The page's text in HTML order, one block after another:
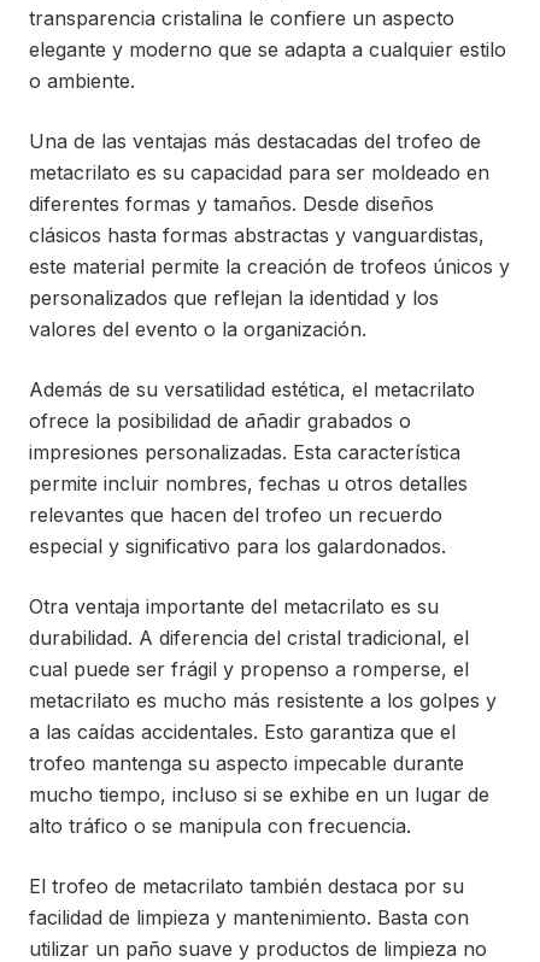
transparencia cristalina le confiere un aspecto
elegante y moderno que se adapta a cualquier estilo
o ambiente.
Una de las ventajas más destacadas del trofeo de
metacrilato es su capacidad para ser moldeado en
diferentes formas y tamaños. Desde diseños
clásicos hasta formas abstractas y vanguardistas,
este material permite la creación de trofeos únicos y
personalizados que reflejan la identidad y los
valores del evento o la organización.
Además de su versatilidad estética, el metacrilato
ofrece la posibilidad de añadir grabados o
impresiones personalizadas. Esta característica
permite incluir nombres, fechas u otros detalles
relevantes que hacen del trofeo un recuerdo
especial y significativo para los galardonados.
Otra ventaja importante del metacrilato es su
durabilidad. A diferencia del cristal tradicional, el
cual puede ser frágil y propenso a romperse, el
metacrilato es mucho más resistente a los golpes y
a las caídas accidentales. Esto garantiza que el
trofeo mantenga su aspecto impecable durante
mucho tiempo, incluso si se exhibe en un lugar de
alto tráfico o se manipula con frecuencia.
El trofeo de metacrilato también destaca por su
facilidad de limpieza y mantenimiento. Basta con
utilizar un paño suave y productos de limpieza no